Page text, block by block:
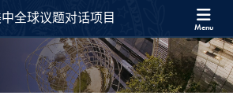
项目 Full Site Menu
全球议题对话项目 Menu